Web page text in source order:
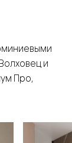
и
Про,